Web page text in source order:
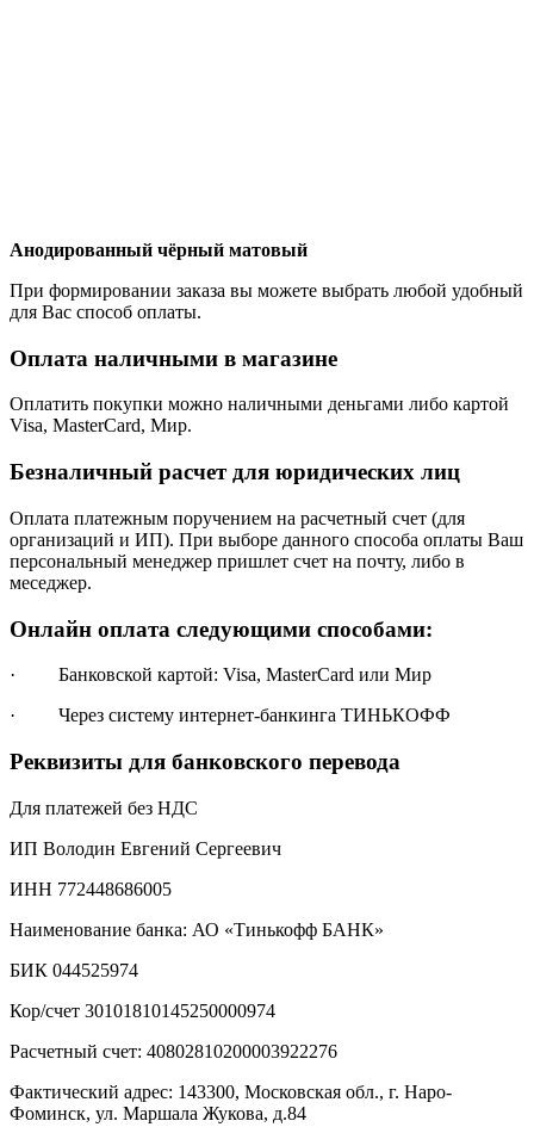
Анодированный чёрный матовый
При формировании заказа вы можете выбрать любой удобный
для Вас способ оплаты.
Оплата наличными в магазине
Оплатить покупки можно наличными деньгами либо картой
Visa, MasterCard, Мир.
Безналичный расчет для юридических лиц
Оплата платежным поручением на расчетный счет (для
организаций и ИП). При выборе данного способа оплаты Ваш
персональный менеджер пришлет счет на почту, либо в
меседжер.
Онлайн оплата следующими способами:
· Банковской картой: Visa, MasterCard или Мир
· Через систему интернет-банкинга ТИНЬКОФФ
Реквизиты для банковского перевода
Для платежей без НДС
ИП Володин Евгений Сергеевич
ИНН 772448686005
Наименование банка: АО «Тинькофф БАНК»
БИК 044525974
Кор/счет 30101810145250000974
Расчетный счет: 40802810200003922276
Фактический адрес: 143300, Московская обл., г. Наро-
Фоминск, ул. Маршала Жукова, д.84